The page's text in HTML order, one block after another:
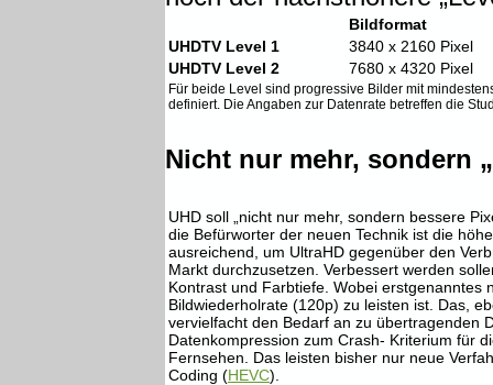
Bildformat
UHDTV Level 1
3840 x 2160 Pixel
UHDTV Level 2
7680 x 4320 Pixel
Für beide Level sind progressive Bilder mit
definiert. Die Angaben zur Datenrate betreffen die
Nicht nur mehr, sondern
UHD soll „nicht nur mehr, sondern bessere
die Befürworter der neuen Technik ist die
ausreichend, um UltraHD gegenüber den
Markt durchzusetzen. Verbessert werden
Kontrast und Farbtiefe. Wobei erstgenanntes
Bildwiederholrate (120p) zu leisten ist. Das,
vervielfacht den Bedarf an zu übertragenden
Datenkompression zum Crash- Kriterium für
Fernsehen. Das leisten bisher nur neue
Coding (HEVC).